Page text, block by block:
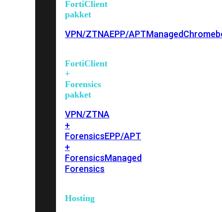
FortiClient
pakket
VPN/ZTNAEPP/APTManaged
FortiClient
+
Forensics
pakket
VPN/ZTNA
+
ForensicsEPP/APT
+
ForensicsManaged
Forensics
Hosting